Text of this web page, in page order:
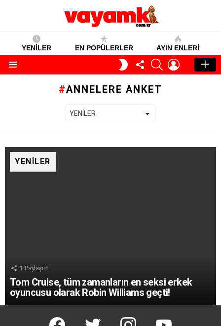
YENİLER EN POPÜLERLER AYIN ENLERI
GECE
MODU
TAKIP
ET
SEARCHGIRIŞ
ANNELERE ANKET
YENILER
1 Paylaşım
Tom Cruise, tüm zamanların en seksi erkek
oyuncusu olarak Robin Williams geçti!
facebook twitter instagram youtube